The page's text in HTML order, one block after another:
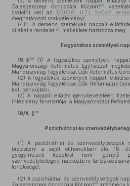
Zalaegerszegi Gondozási Központ92
csatolni kell az1/2000. (I.7.) SzCsM
meghatározott szakvéleményt.
(4)93
A demens személyek nappali
díjakat a rendelet 4. melléklete határozza meg.
Fogyatékos személyek
19. § 94 (1)
A fogyatékos személyek
Magyarországi Református Egyházzal
Mandulavirág Fogyatékkal Élők Református
(2) A fogyatékos személyek nappali
Mandulavirág Fogyatékkal Élők Református
kell benyújtani.
(3) A nappali ellátás igénybevételéért
intézmény fenntartója, a Magyarországi
19/A. § 95
Pszichiátriai és
(1) A pszichiátriai és szenvedélybetegek
biztosítani a saját otthonukban élő, 18.
gyógyintézeti kezelést nem igénylő
szenvedélybetegek napközbeni
lehetőségét.
(2) A pszichiátriai és szenvedélybetegek
Zalaegerszegi Gondozási Központ96 intézmény